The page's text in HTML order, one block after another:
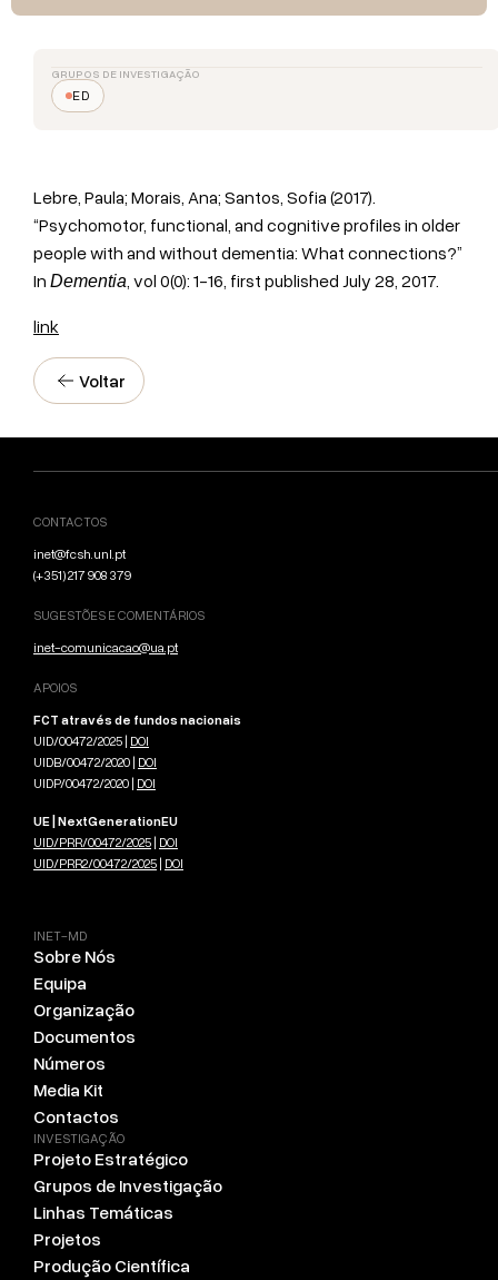
GRUPOS DE INVESTIGAÇÃO
ED
Lebre, Paula; Morais, Ana; Santos, Sofia (2017).
“Psychomotor, functional, and cognitive profiles in older
people with and without dementia: What connections?”
In Dementia, vol 0(0): 1-16, first published July 28, 2017.
link
Voltar
CONTACTOS
inet@fcsh.unl.pt
(+351) 217 908 379
SUGESTÕES E COMENTÁRIOS
inet-comunicacao@ua.pt
APOIOS
FCT através de fundos nacionais
UID/00472/2025 | DOI
UIDB/00472/2020 | DOI
UIDP/00472/2020 | DOI
UE | NextGenerationEU
UID/PRR/00472/2025 | DOI
UID/PRR2/00472/2025 | DOI
INET-MD
Sobre Nós
Equipa
Organização
Documentos
Números
Media Kit
Contactos
INVESTIGAÇÃO
Projeto Estratégico
Grupos de Investigação
Linhas Temáticas
Projetos
Produção Científica